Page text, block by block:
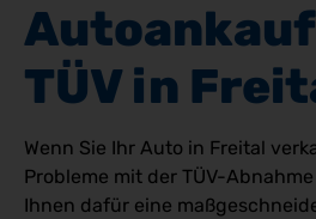
TÜV in
Wenn Sie Ihr Auto in Freital
Probleme mit der TÜV-
Ihnen dafür eine